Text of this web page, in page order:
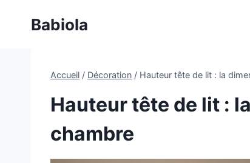
Babiola
Accueil / Décoration / Hauteur tête de lit : la
Hauteur tête de lit :
chambre